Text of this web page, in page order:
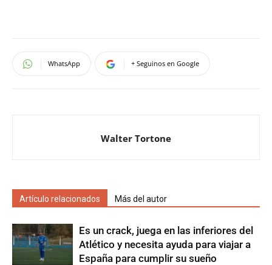
WhatsApp + Seguinos en Google
Walter Tortone
Artículo relacionados Más del autor
Es un crack, juega en las inferiores del
Atlético y necesita ayuda para viajar a
España para cumplir su sueño